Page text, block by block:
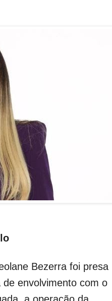
Bezerra foi presa
envolvimento com o